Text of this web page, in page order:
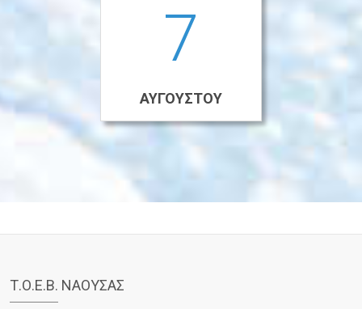
7
ΑΥΓΟΎΣΤΟΥ
Τ.Ο.Ε.Β. ΝΑΟΥΣΑΣ